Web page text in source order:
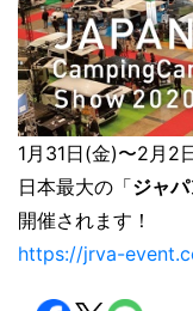
1月31日(金)〜2月2
日本最大の「ジャ
開催されます！
https://jrva-